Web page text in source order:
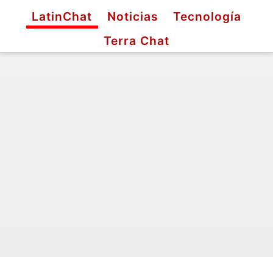
LatinChat
Noticias
Tecnología
Terra Chat